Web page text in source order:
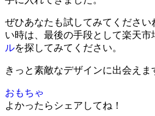
ぜひあなたも試してみてくださ
い時は、最後の手段として楽天市
ルを探してみてください。
きっと素敵なデザインに出会えま
おもちゃ
よかったらシェアしてね！